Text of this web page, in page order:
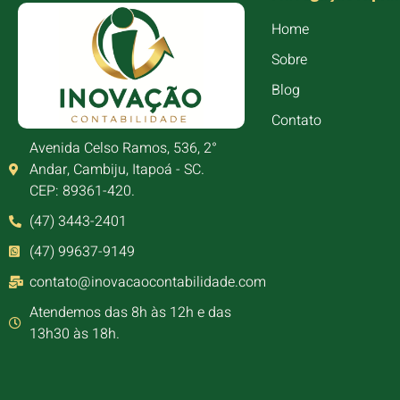
Avenida Celso Ramos, 536, 2°
Andar, Cambiju, Itapoá - SC.
CEP: 89361-420.
(47) 3443-2401
(47) 99637-9149
contato@inovacaocontabilidade.com
Atendemos das 8h às 12h e das
13h30 às 18h.
Home
Sobre
Blog
Contato